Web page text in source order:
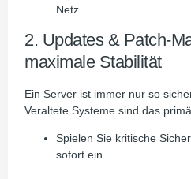
Netz.
2. Updates & Patch-
maximale Stabilität
Ein Server ist immer nur so
Veraltete Systeme sind das
Spielen Sie kritische
sofort ein.